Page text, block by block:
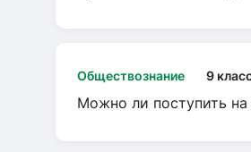
Обществознание 9
Можно ли поступить